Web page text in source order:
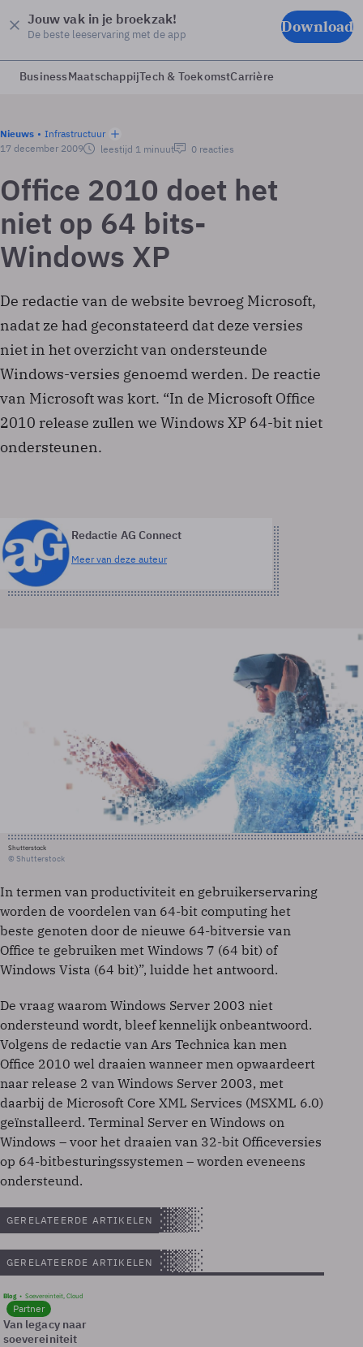
Jouw vak in je broekzak!
De beste leeservaring met de app Download
BusinessMaatschappijTech & ToekomstCarrière
Nieuws
Infrastructuur
17 december 2009
leestijd 1 minuut 0 reacties
Office 2010 doet het
niet op 64 bits-
Windows XP
De redactie van de website bevroeg Microsoft,
nadat ze had geconstateerd dat deze versies
niet in het overzicht van ondersteunde
Windows-versies genoemd werden. De reactie
van Microsoft was kort. “In de Microsoft Office
2010 release zullen we Windows XP 64-bit niet
ondersteunen.
Redactie AG Connect
Meer van deze auteur
Shutterstock
© Shutterstock
In termen van productiviteit en gebruikerservaring
worden de voordelen van 64-bit computing het
beste genoten door de nieuwe 64-bitversie van
Office te gebruiken met Windows 7 (64 bit) of
Windows Vista (64 bit)”, luidde het antwoord.
De vraag waarom Windows Server 2003 niet
ondersteund wordt, bleef kennelijk onbeantwoord.
Volgens de redactie van Ars Technica kan men
Office 2010 wel draaien wanneer men opwaardeert
naar release 2 van Windows Server 2003, met
daarbij de Microsoft Core XML Services (MSXML 6.0)
geïnstalleerd. Terminal Server en Windows on
Windows – voor het draaien van 32-bit Officeversies
op 64-bitbesturingssystemen – worden eveneens
ondersteund.
GERELATEERDE ARTIKELEN
GERELATEERDE ARTIKELEN
Blog Soevereinteit, Cloud
Partner
Van legacy naar
soevereiniteit